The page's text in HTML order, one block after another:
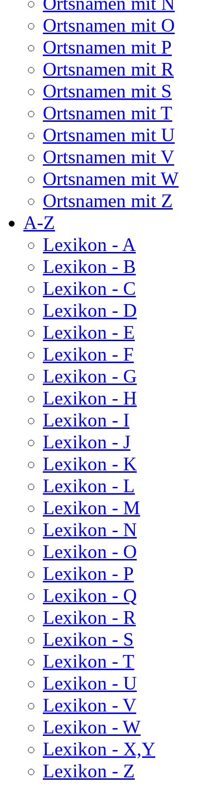
Ortsnamen mit O
Ortsnamen mit P
Ortsnamen mit R
Ortsnamen mit S
Ortsnamen mit T
Ortsnamen mit U
Ortsnamen mit V
Ortsnamen mit W
Ortsnamen mit Z
A-Z
Lexikon - A
Lexikon - B
Lexikon - C
Lexikon - D
Lexikon - E
Lexikon - F
Lexikon - G
Lexikon - H
Lexikon - I
Lexikon - J
Lexikon - K
Lexikon - L
Lexikon - M
Lexikon - N
Lexikon - O
Lexikon - P
Lexikon - Q
Lexikon - R
Lexikon - S
Lexikon - T
Lexikon - U
Lexikon - V
Lexikon - W
Lexikon - X,Y
Lexikon - Z